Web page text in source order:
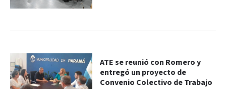
ATE se reunió con Romero y
entregó un proyecto de
Convenio Colectivo de Trabajo